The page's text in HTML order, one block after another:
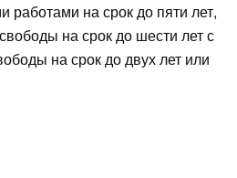
работами на срок до пяти лет,
на срок до шести лет с
на срок до двух лет или